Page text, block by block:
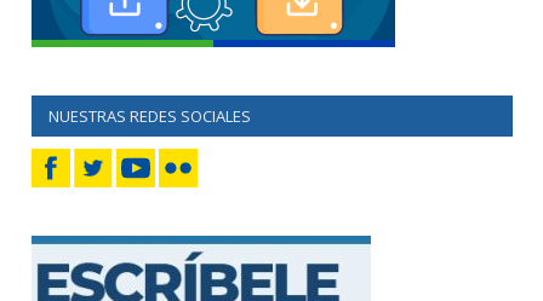
NUESTRAS REDES SOCIALES